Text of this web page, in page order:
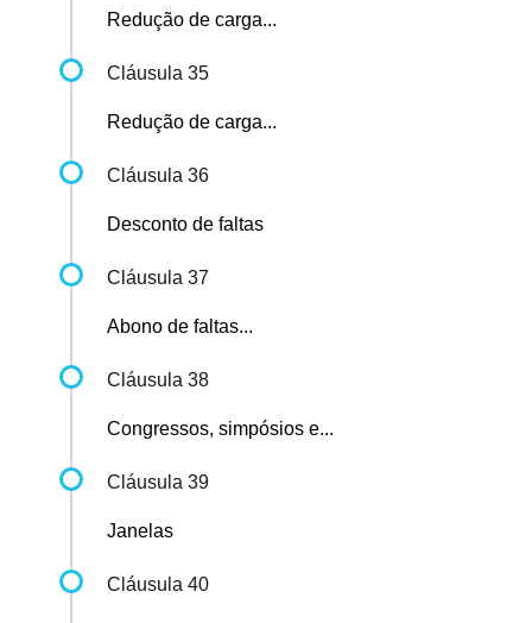
Redução de carga...
Cláusula 35
Redução de carga...
Cláusula 36
Desconto de faltas
Cláusula 37
Abono de faltas...
Cláusula 38
Congressos, simpósios e...
Cláusula 39
Janelas
Cláusula 40